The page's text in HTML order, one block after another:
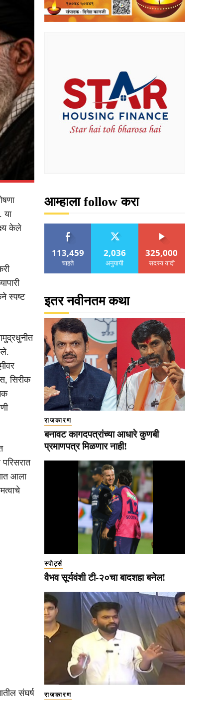
या
केले
स्पष्ट
सिरीक
आला
संघर्ष
आम्हाला follow करा
113,459
चाहते
2,036
अनुयायी
325,000
सदस्य यादी
इतर नवीनतम कथा
राजकारण
बनावट कागदपत्रांच्या आधारे कुणबी
प्रमाणपत्र मिळणार नाही!
स्पोर्ट्स
वैभव सूर्यवंशी टी-२०चा बादशहा बनेल!
राजकारण